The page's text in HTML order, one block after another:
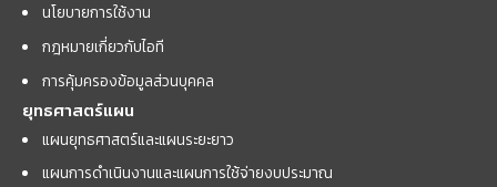
นโยบายการใช้งาน
กฎหมายเกี่ยวกับไอที
การคุ้มครองข้อมูลส่วนบุคคล
ยุทธศาสตร์แผน
แผนยุทธศาสตร์และแผนระยะยาว
แผนการดำเนินงานและแผนการใช้จ่ายงบประมาณ